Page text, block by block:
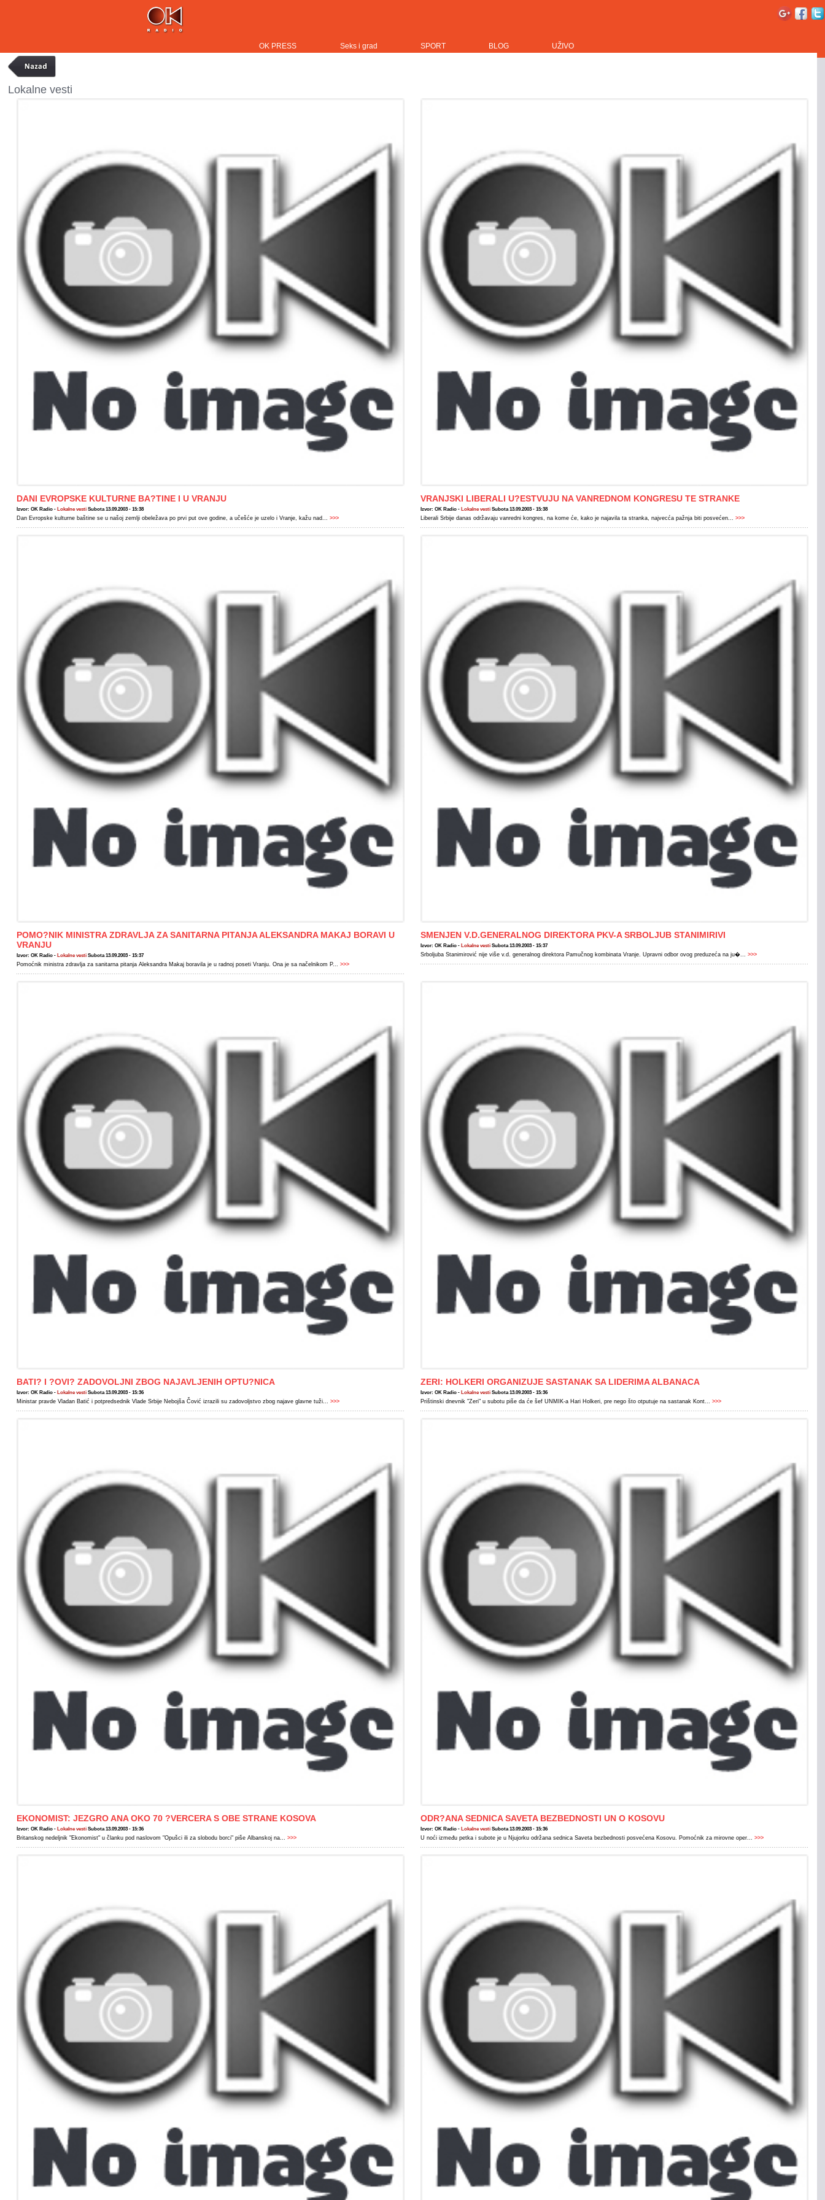
OK PRESS Seks i grad SPORT BLOG UŽIVO
Lokalne vesti
DANI EVROPSKE KULTURNE BA?TINE I U VRANJU
Izvor: OK Radio - Lokalne vesti Subota 13.09.2003 - 15:38
Dan Evropske kulturne baštine se u našoj zemlji obeležava po prvi put ove godine, a učešće je uzelo i Vranje, kažu nad... >>>
VRANJSKI LIBERALI U?ESTVUJU NA VANREDNOM KONGRESU TE STRANKE
Izvor: OK Radio - Lokalne vesti Subota 13.09.2003 - 15:38
Liberali Srbije danas održavaju vanredni kongres, na kome će, kako je najavila ta stranka, najvecća pažnja biti posvećen... >>>
POMO?NIK MINISTRA ZDRAVLJA ZA SANITARNA PITANJA ALEKSANDRA MAKAJ BORAVI U
VRANJU
Izvor: OK Radio - Lokalne vesti Subota 13.09.2003 - 15:37
Pomoćnik ministra zdravlja za sanitarna pitanja Aleksandra Makaj boravila je u radnoj poseti Vranju. Ona je sa načelnikom P... >>>
SMENJEN V.D.GENERALNOG DIREKTORA PKV-A SRBOLJUB STANIMIRIVI
Izvor: OK Radio - Lokalne vesti Subota 13.09.2003 - 15:37
Srboljuba Stanimirović nije više v.d. generalnog direktora Pamučnog kombinata Vranje. Upravni odbor ovog preduzeća na ju�... >>>
BATI? I ?OVI? ZADOVOLJNI ZBOG NAJAVLJENIH OPTU?NICA
Izvor: OK Radio - Lokalne vesti Subota 13.09.2003 - 15:36
Ministar pravde Vladan Batić i potpredsednik Vlade Srbije Nebojša Čović izrazili su zadovoljstvo zbog najave glavne tuži... >>>
ZERI: HOLKERI ORGANIZUJE SASTANAK SA LIDERIMA ALBANACA
Izvor: OK Radio -Lokalne vesti Subota 13.09.2003 - 15:36
Prištinski dnevnik "Zeri" u subotu piše da će šef UNMIK-a Hari Holkeri, pre nego što otputuje na sastanak Kont... >>>
EKONOMIST: JEZGRO ANA OKO 70 ?VERCERA S OBE STRANE KOSOVA
Izvor: OK Radio - Lokalne vesti Subota 13.09.2003 - 15:36
Britanskog nedeljnik "Ekonomist" u članku pod naslovom "Opušci ili za slobodu borci" piše Albanskoj na... >>>
ODR?ANA SEDNICA SAVETA BEZBEDNOSTI UN O KOSOVU
Izvor: OK Radio - Lokalne vesti Subota 13.09.2003 - 15:36
U noći između petka i subote je u Njujorku održana sednica Saveta bezbednosti posvećena Kosovu. Pomoćnik za mirovne oper... >>>